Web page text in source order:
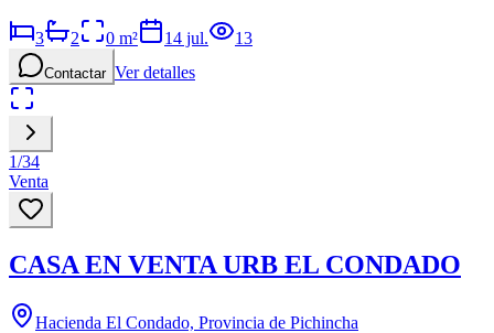
3 2 0 m² 14 jul. 13
Contactar Ver detalles
1/34
Venta
CASA EN VENTA URB EL CONDADO
Hacienda El Condado, Provincia de Pichincha